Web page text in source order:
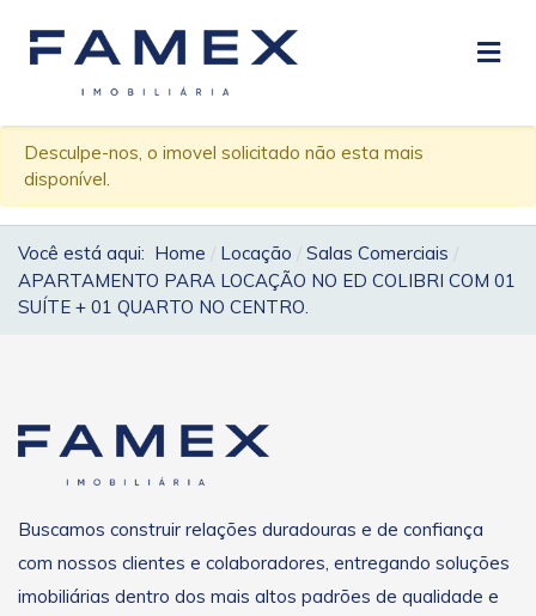
Desculpe-nos, o imovel solicitado não esta mais
disponível.
Você está aqui: Home Locação
Salas Comerciais
APARTAMENTO PARA LOCAÇÃO NO ED COLIBRI COM 01
SUÍTE + 01 QUARTO NO CENTRO.
Buscamos construir relações duradouras e de confiança
com nossos clientes e colaboradores, entregando soluções
imobiliárias dentro dos mais altos padrões de qualidade e